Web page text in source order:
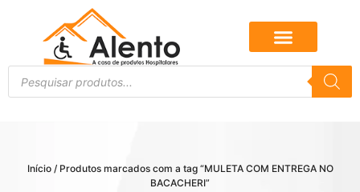
Início/ Produtos marcados com a tag “MULETA COM ENTREGA NO
BACACHERI”